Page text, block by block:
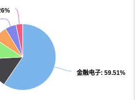
金融电子: 59.51%